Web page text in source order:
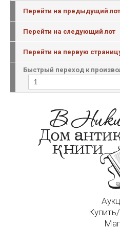
Перейти на предыдущий лот
Перейти на следующий лот
Перейти на первую
Быстрый переход к